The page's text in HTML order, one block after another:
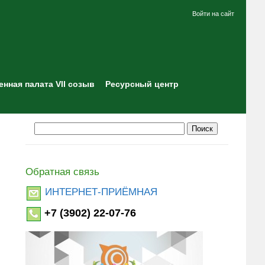
Войти на сайт
палата VII созыв Ресурсный центр
Обратная связь
ИНТЕРНЕТ-ПРИЁМНАЯ
+7 (3902) 22-07-76